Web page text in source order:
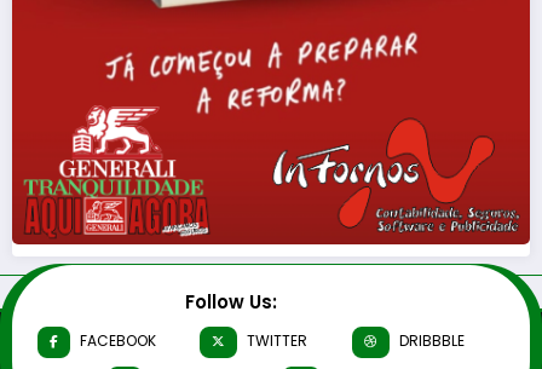
Follow Us:
FACEBOOK TWITTER
DRIBBBLE